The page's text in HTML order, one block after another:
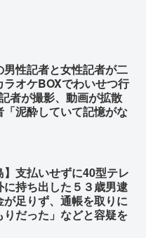
て深夜0時にトンカツ屋
男性記者と女性記者が二
ラオケBOXでわいせつ行
者が撮影、動画が拡散
「泥酔していて記憶がな
】支払いせずに40型テレ
に持ち出した５３歳男逮
足りず、通帳を取りに
りだった」などと容疑を